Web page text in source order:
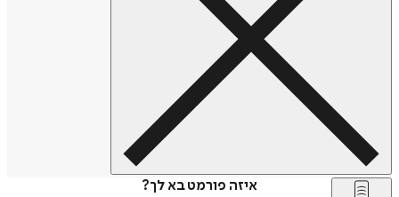
איזה פורמט בא לך?